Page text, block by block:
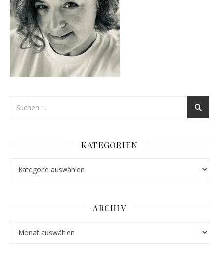
KATEGORIEN
ARCHIV